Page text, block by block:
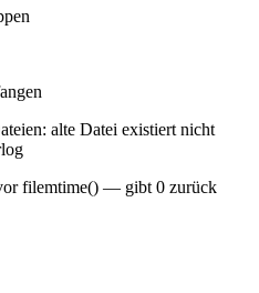
alte Datei existiert nicht
filemtime() — gibt 0 zurück